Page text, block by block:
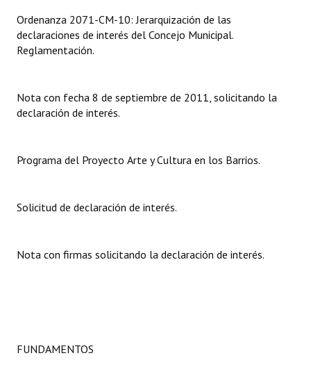
Organigrama
DOCUMENTOS
Proyectos Presentados
Actas de Sesión
Actas de Audiencias Públicas
Ordenanza 2071-CM-10: Jerarquización de las
declaraciones de interés del Concejo Municipal.
Reglamentación.
Nota con fecha 8 de septiembre de 2011, solicitando la
declaración de interés.
Programa del Proyecto Arte y Cultura en los Barrios.
Solicitud de declaración de interés.
Nota con firmas solicitando la declaración de interés.
FUNDAMENTOS